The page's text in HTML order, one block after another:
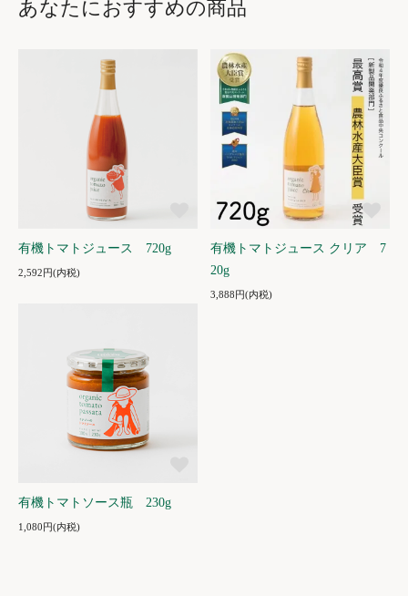
あなたにおすすめの商品
有機トマトジュース 720g
2,592円(内税)
有機トマトジュース クリア 7
20g
3,888円(内税)
有機トマトソース瓶 230g
1,080円(内税)